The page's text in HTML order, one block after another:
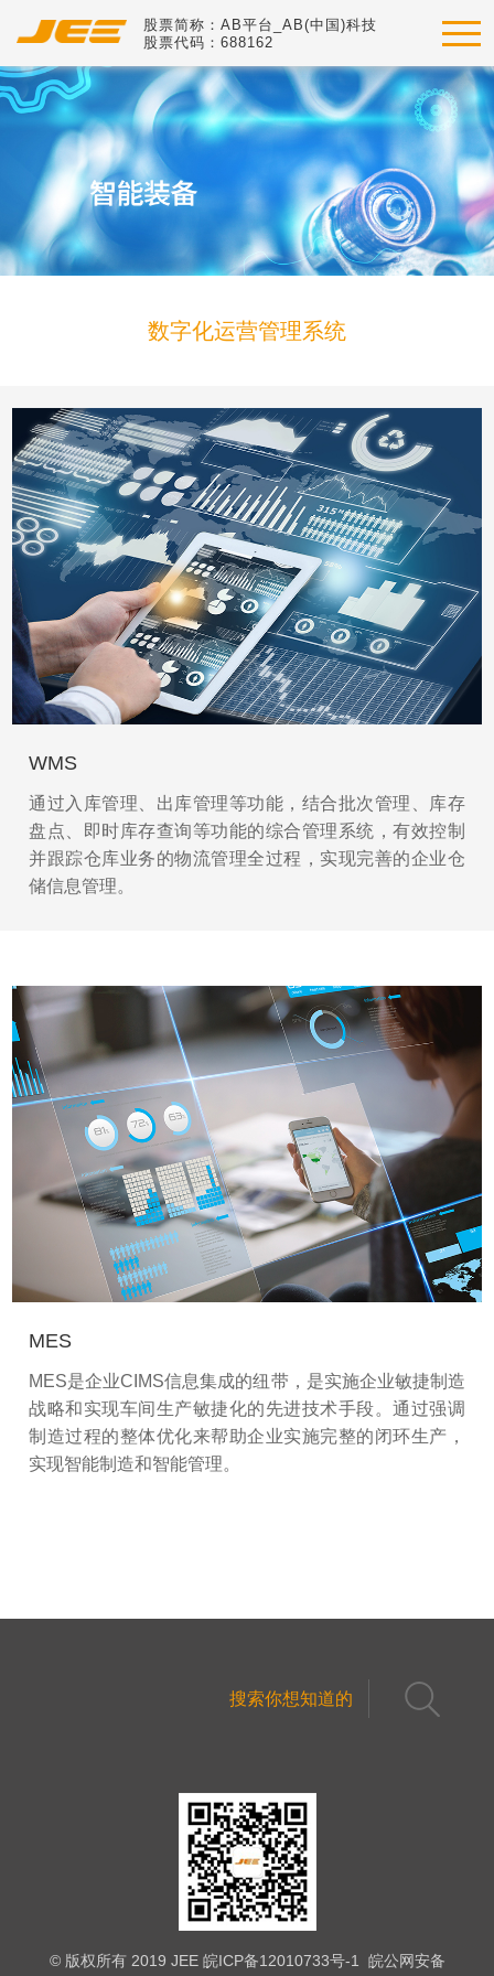
股票简称：AB平台_AB(中国)科技
股票代码：688162
数字化运营管理系统
WMS
通过入库管理、出库管理等功能，结合批次管理、库存
盘点、即时库存查询等功能的综合管理系统，有效控制
并跟踪仓库业务的物流管理全过程，实现完善的企业仓
储信息管理。
MES
MES是企业CIMS信息集成的纽带，是实施企业敏捷制造
战略和实现车间生产敏捷化的先进技术手段。通过强调
制造过程的整体优化来帮助企业实施完整的闭环生产，
实现智能制造和智能管理。
© 版权所有 2019 JEE 皖ICP备12010733号-1 皖公网安备